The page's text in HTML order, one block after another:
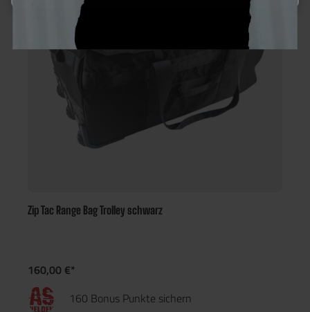
Zip Tac Range Bag Trolley schwarz
160,00 €*
160 Bonus Punkte sichern